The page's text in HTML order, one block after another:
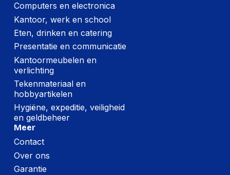
Computers en electronica
Kantoor, werk en school
Eten, drinken en catering
Presentatie en communicatie
Kantoormeubelen en
verlichting
Tekenmateriaal en
hobbyartikelen
Hygiëne, expeditie, veiligheid
en geldbeheer
Meer
Contact
Over ons
Garantie